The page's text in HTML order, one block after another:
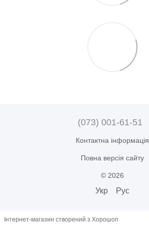
(073) 001-61-51
Контактна інформація
Повна версія сайту
© 2026
Укр Рус
Інтернет-магазин створений з Хорошоп